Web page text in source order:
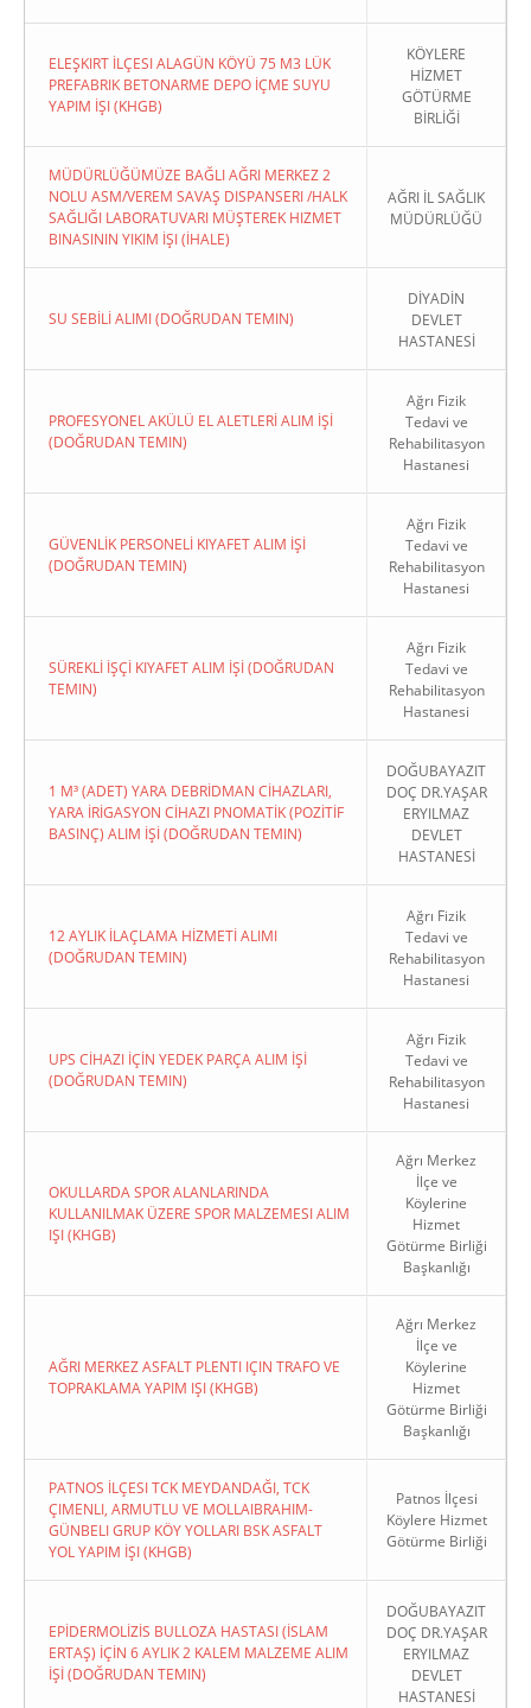
ELEŞKIRT İLÇESI ALAGÜN KÖYÜ 75 M3 LÜK
PREFABRIK BETONARME DEPO İÇME SUYU
YAPIM İŞI (KHGB)
KÖYLERE
HİZMET
GÖTÜRME
BİRLİĞİ
MÜDÜRLÜĞÜMÜZE BAĞLI AĞRI MERKEZ 2
NOLU ASM/VEREM SAVAŞ DISPANSERI /HALK
SAĞLIĞI LABORATUVARI MÜŞTEREK HIZMET
BINASININ YIKIM İŞI (İHALE)
AĞRI İL SAĞLIK
MÜDÜRLÜĞÜ
SU SEBİLİ ALIMI (DOĞRUDAN TEMIN)
DİYADİN
DEVLET
HASTANESİ
PROFESYONEL AKÜLÜ EL ALETLERİ ALIM İŞİ
(DOĞRUDAN TEMIN)
Ağrı Fizik
Tedavi ve
Rehabilitasyon
Hastanesi
GÜVENLİK PERSONELİ KIYAFET ALIM İŞİ
(DOĞRUDAN TEMIN)
Ağrı Fizik
Tedavi ve
Rehabilitasyon
Hastanesi
SÜREKLİ İŞÇİ KIYAFET ALIM İŞİ (DOĞRUDAN
TEMIN)
Ağrı Fizik
Tedavi ve
Rehabilitasyon
Hastanesi
1 M³ (ADET) YARA DEBRİDMAN CİHAZLARI,
YARA İRİGASYON CİHAZI PNOMATİK (POZİTİF
BASINÇ) ALIM İŞİ (DOĞRUDAN TEMIN)
DOĞUBAYAZIT
DOÇ DR.YAŞAR
ERYILMAZ
DEVLET
HASTANESİ
12 AYLIK İLAÇLAMA HİZMETİ ALIMI
(DOĞRUDAN TEMIN)
Ağrı Fizik
Tedavi ve
Rehabilitasyon
Hastanesi
UPS CİHAZI İÇİN YEDEK PARÇA ALIM İŞİ
(DOĞRUDAN TEMIN)
Ağrı Fizik
Tedavi ve
Rehabilitasyon
Hastanesi
OKULLARDA SPOR ALANLARINDA
KULLANILMAK ÜZERE SPOR MALZEMESI ALIM
IŞI (KHGB)
Ağrı Merkez
İlçe ve
Köylerine
Hizmet
Götürme Birliği
Başkanlığı
AĞRI MERKEZ ASFALT PLENTI IÇIN TRAFO VE
TOPRAKLAMA YAPIM IŞI (KHGB)
Ağrı Merkez
İlçe ve
Köylerine
Hizmet
Götürme Birliği
Başkanlığı
PATNOS İLÇESI TCK MEYDANDAĞI, TCK
ÇIMENLI, ARMUTLU VE MOLLAIBRAHIM-
GÜNBELI GRUP KÖY YOLLARI BSK ASFALT
YOL YAPIM İŞI (KHGB)
Patnos İlçesi
Köylere Hizmet
Götürme Birliği
EPİDERMOLİZİS BULLOZA HASTASI (İSLAM
ERTAŞ) İÇİN 6 AYLIK 2 KALEM MALZEME ALIM
İŞİ (DOĞRUDAN TEMIN)
DOĞUBAYAZIT
DOÇ DR.YAŞAR
ERYILMAZ
DEVLET
HASTANESİ